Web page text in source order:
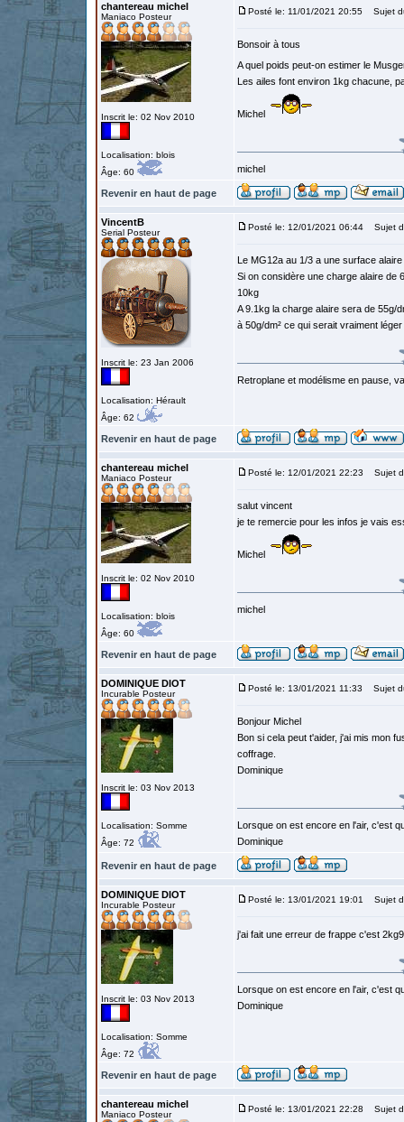
chantereau michel
Maniaco Posteur
Inscrit le: 02 Nov 2010
Localisation: blois
Âge: 60
Posté le: 11/01/2021 20:55 Sujet
Bonsoir à tous
A quel poids peut-on estimer le
Les ailes font environ 1kg chacune,
Michel
michel
Revenir en haut de page
VincentB
Serial Posteur
Inscrit le: 23 Jan 2006
Localisation: Hérault
Âge: 62
Posté le: 12/01/2021 06:44 Sujet
Le MG12a au 1/3 a une surface alaire
Si on considère une charge alaire de
10kg
A 9.1kg la charge alaire sera de 55g/
à 50g/dm² ce qui serait vraiment
Retroplane et modélisme en pause,
Revenir en haut de page
chantereau michel
Maniaco Posteur
Inscrit le: 02 Nov 2010
Localisation: blois
Âge: 60
Posté le: 12/01/2021 22:23 Sujet
salut vincent
je te remercie pour les infos je vais
Michel
michel
Revenir en haut de page
DOMINIQUE DIOT
Incurable Posteur
Inscrit le: 03 Nov 2013
Localisation: Somme
Âge: 72
Posté le: 13/01/2021 11:33 Sujet
Bonjour Michel
Bon si cela peut t'aider, j'ai mis mon
coffrage.
Dominique
Lorsque on est encore en l'air, c'est
Dominique
Revenir en haut de page
DOMINIQUE DIOT
Incurable Posteur
Inscrit le: 03 Nov 2013
Localisation: Somme
Âge: 72
Posté le: 13/01/2021 19:01 Sujet
j'ai fait une erreur de frappe c'est
Lorsque on est encore en l'air, c'est
Dominique
Revenir en haut de page
chantereau michel
Maniaco Posteur
Posté le: 13/01/2021 22:28 Sujet